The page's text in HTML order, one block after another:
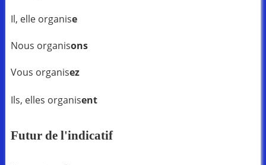
Il, elle organise
Nous organisons
Vous organisez
Ils, elles organisent
Futur de l'indicatif